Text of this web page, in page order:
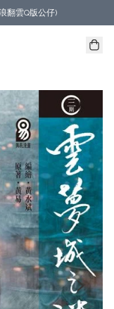
翻雲Q版公仔)